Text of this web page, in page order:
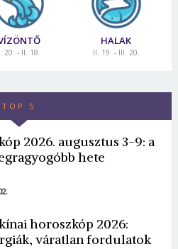
20. - II. 18.
HALAK
II. 19. - III. 20.
TOP 5
2026. augusztus 3-9: a
hete
horoszkóp 2026:
váratlan fordulatok